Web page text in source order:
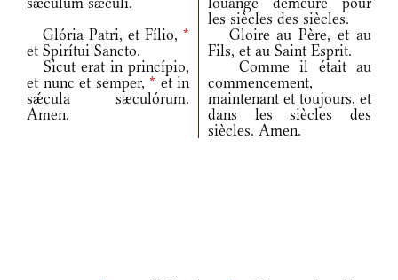
les siècles des siècles.
Glória Patri, et Fílio, *
et Spirítui Sancto.
Gloire au Père, et au
Fils, et au Saint Esprit.
Sicut erat in princípio,
et nunc et semper, * et in
sǽcula sæculórum.
Amen.
Comme il était au
commencement,
maintenant et toujours, et
dans les siècles des
siècles. Amen.